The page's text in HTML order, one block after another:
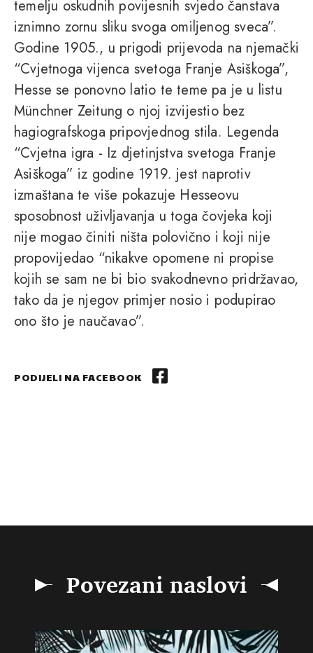
temelju oskudnih povijesnih svjedo čanstava
iznimno zornu sliku svoga omiljenog sveca”.
Godine 1905., u prigodi prijevoda na njemački
“Cvjetnoga vijenca svetoga Franje Asiškoga”,
Hesse se ponovno latio te teme pa je u listu
Münchner Zeitung o njoj izvijestio bez
hagiografskoga pripovjednog stila. Legenda
“Cvjetna igra - Iz djetinjstva svetoga Franje
Asiškoga” iz godine 1919. jest naprotiv
izmaštana te više pokazuje Hesseovu
sposobnost uživljavanja u toga čovjeka koji
nije mogao činiti ništa polovično i koji nije
propovijedao “nikakve opomene ni propise
kojih se sam ne bi bio svakodnevno pridržavao,
tako da je njegov primjer nosio i podupirao
ono što je naučavao”.
PODIJELI NA FACEBOOK
Povezani naslovi